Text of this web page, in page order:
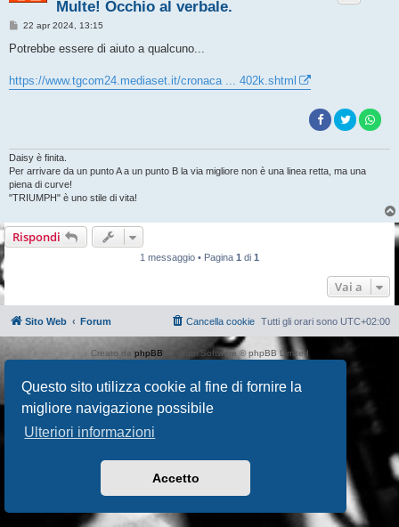
Questo sito utilizza cookie al fine di fornire la
migliore navigazione possibile
Ulteriori informazioni
Accetto
Multe! Occhio al verbale.
M
s
g
g
22 apr 2024, 13:15
Potrebbe essere di aiuto a qualcuno...
https://www.tgcom24.mediaset.it/cronaca ... 402k.shtml
Daisy è finita.
Per arrivare da un punto A a un punto B la via migliore non è una linea retta, ma una
piena di curve!
"TRIUMPH" è uno stile di vita!
Rispondi
1 messaggio • Pagina 1 di 1
Vai a
Sito Web Forum Tutti gli orari sono UTC+02:00
Cancella cookie
Creato da phpBB ® Forum Software © phpBB Limited
AIF_COPYRIGHT
Privacy |Condizioni